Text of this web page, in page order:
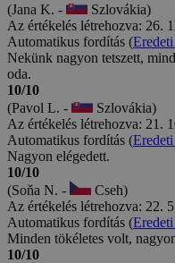
(Jana K. -
Szlovákia)
Az értékelés létrehozva: 26.
Automatikus fordítás (
Nekünk nagyon tetszett,
oda.
10/10
(Pavol L. -
Szlovákia)
Az értékelés létrehozva: 21.
Automatikus fordítás (
Nagyon elégedett.
10/10
(Soňa N. -
Cseh)
Az értékelés létrehozva: 22.
Automatikus fordítás (
Minden tökéletes volt,
10/10